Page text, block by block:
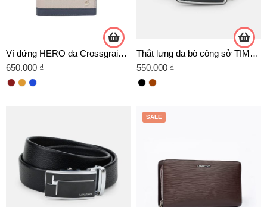
Ví đứng HERO da Crossgrain cao cấp
650.000 ₫
Thắt lưng da bò công sở TIMELESS 07 TRẮNG
550.000 ₫
SALE